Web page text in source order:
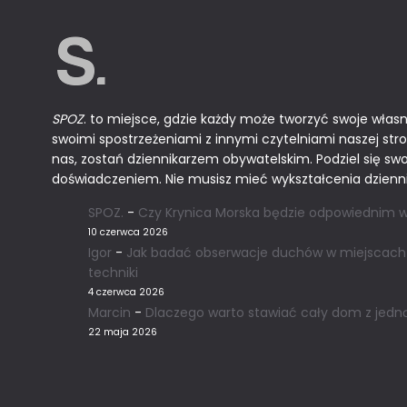
SPOZ. to miejsce, gdzie każdy może tworzyć swoje
swoimi spostrzeżeniami z innymi czytelniami naszej
nas, zostań dziennikarzem obywatelskim. Podziel się
doświadczeniem. Nie musisz mieć wykształcenia
SPOZ. - Czy Krynica Morska będzie odpowiednim
10 czerwca 2026
Igor - Jak badać obserwacje duchów w
techniki
4 czerwca 2026
Marcin - Dlaczego warto stawiać cały dom z
22 maja 2026